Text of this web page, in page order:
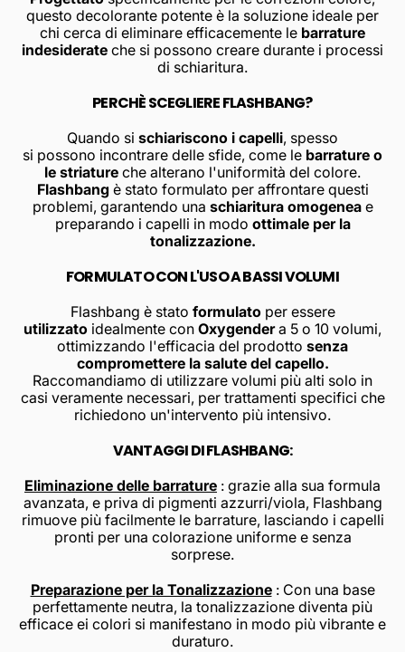
questo decolorante potente è la soluzione ideale per
chi cerca di eliminare efficacemente le barrature
indesiderate che si possono creare durante i processi
di schiaritura.
PERCHÈ SCEGLIERE FLASHBANG?
Quando si schiariscono i capelli, spesso
si possono incontrare delle sfide, come le barrature o
le striature che alterano l'uniformità del colore.
Flashbang è stato formulato per affrontare questi
problemi, garantendo una schiaritura omogeneae
preparando i capelli in modo ottimale per la
tonalizzazione.
FORMULATO CON L'USO A BASSI VOLUMI
Flashbang è stato formulatoper essere
utilizzato idealmente con Oxygendera 5 o 10 volumi,
ottimizzando l'efficacia del prodotto senza
compromettere la salute del capello.
Raccomandiamo di utilizzare volumi più alti solo in
casi veramente necessari, per trattamenti specifici che
richiedono un'intervento più intensivo.
VANTAGGI DI FLASHBANG:
Eliminazione delle barrature : grazie alla sua formula
avanzata, e priva di pigmenti azzurri/viola, Flashbang
rimuove più facilmente le barrature, lasciando i capelli
pronti per una colorazione uniforme e senza
sorprese.
Preparazione per la Tonalizzazione: Con una base
perfettamente neutra, la tonalizzazione diventa più
efficace ei colori si manifestano in modo più vibrante e
duraturo.